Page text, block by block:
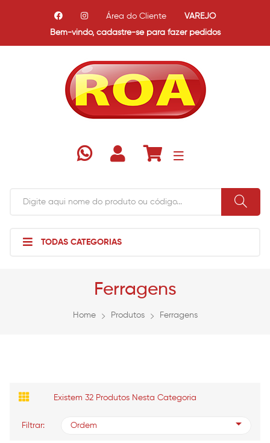
Bem-vindo, cadastre-se para fazer pedidos
Área do Cliente VAREJO
TODAS CATEGORIAS
Ferragens
Home Produtos Ferragens
Existem 32 Produtos Nesta Categoria
Filtrar: Ordem